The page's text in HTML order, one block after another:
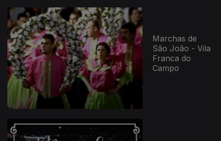
Marchas de
São João - Vila
Franca do
Campo